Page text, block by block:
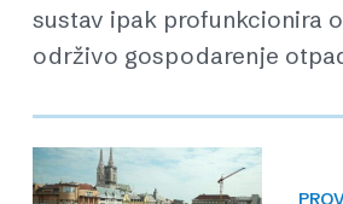
sustav ipak profunkcionira
održivo gospodarenje